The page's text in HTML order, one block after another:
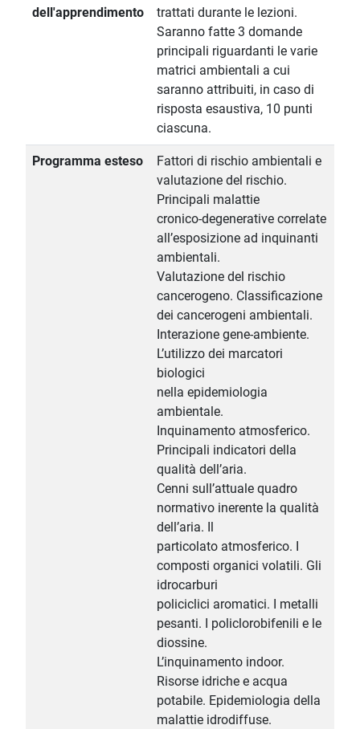
dell'apprendimento
trattati durante le lezioni.
Saranno fatte 3 domande
principali riguardanti le varie
matrici ambientali a cui
saranno attribuiti, in caso di
risposta esaustiva, 10 punti
ciascuna.
Programma esteso
Fattori di rischio ambientali e
valutazione del rischio.
Principali malattie
cronico-degenerative correlate
all’esposizione ad inquinanti
ambientali.
Valutazione del rischio
cancerogeno. Classificazione
dei cancerogeni ambientali.
Interazione gene-ambiente.
L’utilizzo dei marcatori
biologici
nella epidemiologia
ambientale.
Inquinamento atmosferico.
Principali indicatori della
qualità dell’aria.
Cenni sull’attuale quadro
normativo inerente la qualità
dell’aria. Il
particolato atmosferico. I
composti organici volatili. Gli
idrocarburi
policiclici aromatici. I metalli
pesanti. I policlorobifenili e le
diossine.
L’inquinamento indoor.
Risorse idriche e acqua
potabile. Epidemiologia della
malattie idrodiffuse.